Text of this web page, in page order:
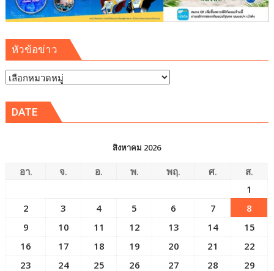
หัวข้อข่าว
หัวข้อ
DATE
สิงหาคม 2026
อา. จ. อ. พ. พฤ. ศ.
ส.
1
2
3 4 5 6 7
8
9
10 11 12 13 14
15
16
17 18 19 20 21
22
23
24 25 26 27 28
29